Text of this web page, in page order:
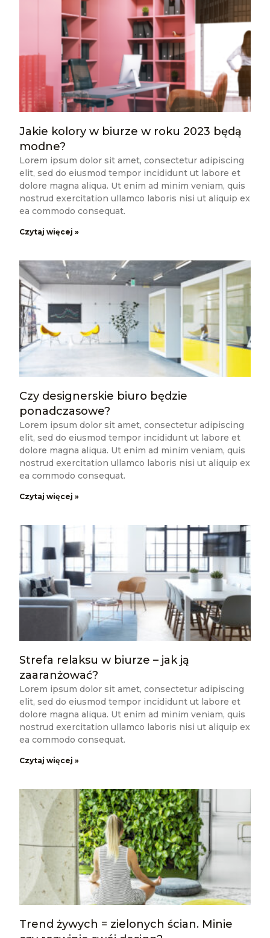
Jakie kolory w biurze w roku 2023 będą
modne?
Lorem ipsum dolor sit amet, consectetur adipiscing
elit, sed do eiusmod tempor incididunt ut labore et
dolore magna aliqua. Ut enim ad minim veniam, quis
nostrud exercitation ullamco laboris nisi ut aliquip ex
ea commodo consequat.
Czytaj więcej »
Czy designerskie biuro będzie
ponadczasowe?
Lorem ipsum dolor sit amet, consectetur adipiscing
elit, sed do eiusmod tempor incididunt ut labore et
dolore magna aliqua. Ut enim ad minim veniam, quis
nostrud exercitation ullamco laboris nisi ut aliquip ex
ea commodo consequat.
Czytaj więcej »
Strefa relaksu w biurze – jak ją
zaaranżować?
Lorem ipsum dolor sit amet, consectetur adipiscing
elit, sed do eiusmod tempor incididunt ut labore et
dolore magna aliqua. Ut enim ad minim veniam, quis
nostrud exercitation ullamco laboris nisi ut aliquip ex
ea commodo consequat.
Czytaj więcej »
Trend żywych = zielonych ścian. Minie